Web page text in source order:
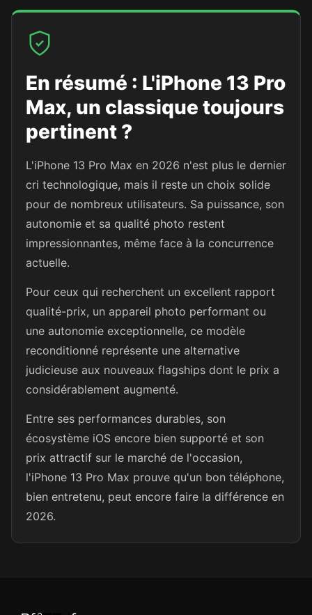
En résumé : L'iPhone 13 Pro
Max, un classique toujours
pertinent ?
L'iPhone 13 Pro Max en 2026 n'est plus le dernier
cri technologique, mais il reste un choix solide
pour de nombreux utilisateurs. Sa puissance, son
autonomie et sa qualité photo restent
impressionnantes, même face à la concurrence
actuelle.
Pour ceux qui recherchent un excellent rapport
qualité-prix, un appareil photo performant ou
une autonomie exceptionnelle, ce modèle
reconditionné représente une alternative
judicieuse aux nouveaux flagships dont le prix a
considérablement augmenté.
Entre ses performances durables, son
écosystème iOS encore bien supporté et son
prix attractif sur le marché de l'occasion,
l'iPhone 13 Pro Max prouve qu'un bon téléphone,
bien entretenu, peut encore faire la différence en
2026.